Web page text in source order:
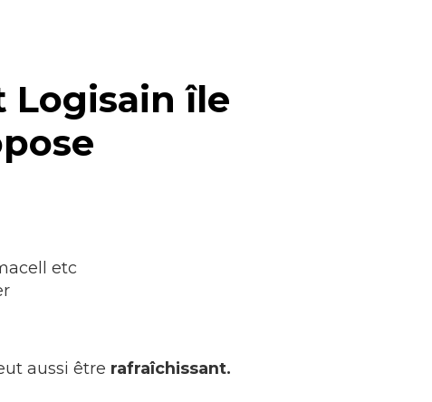
Logisain île
etc
aussi être rafraîchissant.